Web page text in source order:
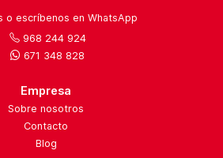
o escríbenos en WhatsApp
968 244 924
671 348 828
Empresa
Sobre nosotros
Contacto
Blog